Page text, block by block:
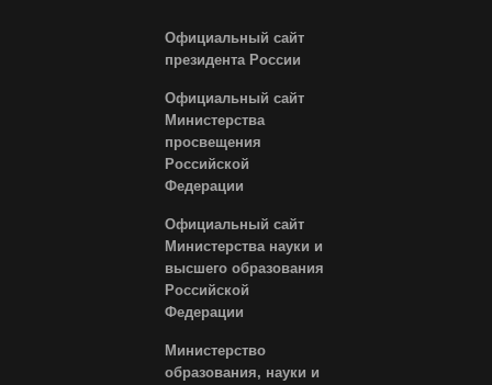
Официальный сайт
президента России
Официальный сайт
Министерства
просвещения
Российской
Федерации
Официальный сайт
Министерства науки и
высшего образования
Российской
Федерации
Министерство
образования, науки и